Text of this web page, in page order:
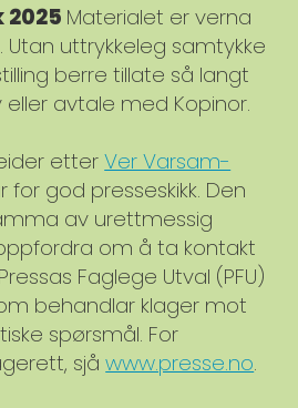
2025 Materialet er verna
uttrykkeleg samtykke
berre tillate så langt
avtale med Kopinor.
etterVer Varsam-
for god presseskikk. Den
av urettmessig
om å ta kontakt
Faglege Utval (PFU)
behandlar klager mot
spørsmål. For
sjåwww.presse.no.